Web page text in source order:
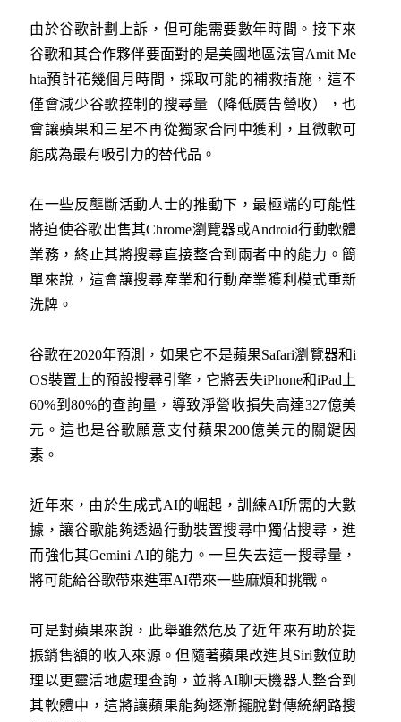
由於谷歌計劃上訴，但可能需要數年時間。接下來
谷歌和其合作夥伴要面對的是美國地區法官Amit Me
hta預計花幾個月時間，採取可能的補救措施，這不
僅會減少谷歌控制的搜尋量（降低廣告營收），也
會讓蘋果和三星不再從獨家合同中獲利，且微軟可
能成為最有吸引力的替代品。
在一些反壟斷活動人士的推動下，最極端的可能性
將迫使谷歌出售其Chrome瀏覽器或Android行動軟體
業務，終止其將搜尋直接整合到兩者中的能力。簡
單來說，這會讓搜尋產業和行動產業獲利模式重新
洗牌。
谷歌在2020年預測，如果它不是蘋果Safari瀏覽器和i
OS裝置上的預設搜尋引擎，它將丟失iPhone和iPad上
60%到80%的查詢量，導致淨營收損失高達327億美
元。這也是谷歌願意支付蘋果200億美元的關鍵因
素。
近年來，由於生成式AI的崛起，訓練AI所需的大數
據，讓谷歌能夠透過行動裝置搜尋中獨佔搜尋，進
而強化其Gemini AI的能力。一旦失去這一搜尋量，
將可能給谷歌帶來進軍AI帶來一些麻煩和挑戰。
可是對蘋果來說，此舉雖然危及了近年來有助於提
振銷售額的收入來源。但隨著蘋果改進其​​Siri數位助
理以更靈活地處理查詢，並將AI聊天機器人整合到
其軟體中，這將讓蘋果能夠逐漸擺脫對傳統網路搜